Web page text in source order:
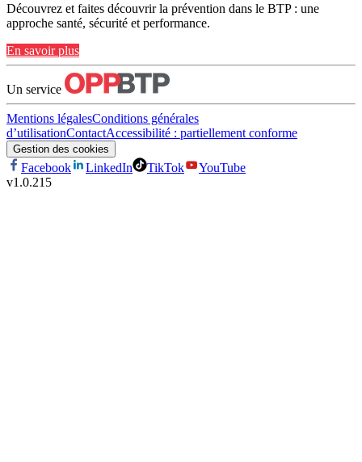
Découvrez et faites découvrir la prévention dans le BTP : une
approche santé, sécurité et performance.
En savoir plus
Un service
Mentions légalesConditions générales
d’utilisationContactAccessibilité : partiellement conforme
Gestion des cookies
Facebook LinkedIn TikTok
YouTube
v1.0.215